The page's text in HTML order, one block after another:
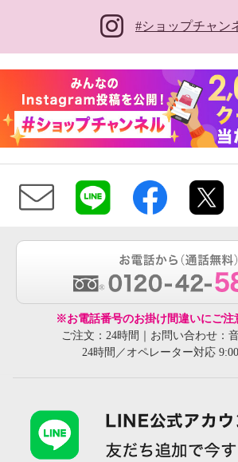
#ショップチャン
※お電話番号のお掛け間違いにご注
ご注文：24時間｜お問い合わせ：
24時間／オペレーター対応